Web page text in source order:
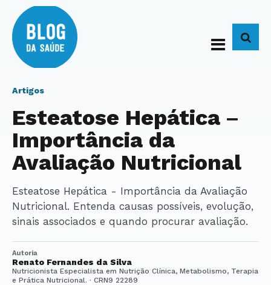
Artigos
Esteatose Hepática –
Importância da
Avaliação Nutricional
Esteatose Hepática - Importância da Avaliação
Nutricional. Entenda causas possíveis, evolução,
sinais associados e quando procurar avaliação.
Autoria
Renato Fernandes da Silva
Nutricionista Especialista em Nutrição Clínica, Metabolismo, Terapia
e Prática Nutricional. · CRN9 22289